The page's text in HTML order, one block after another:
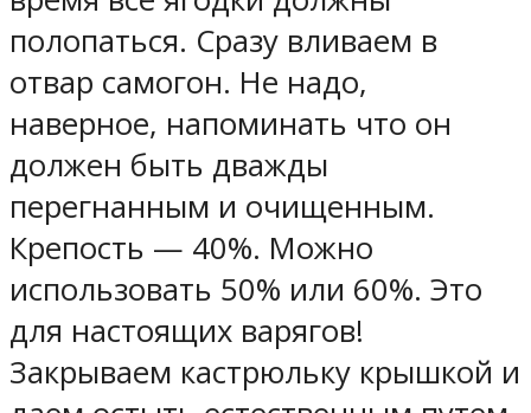
полопаться. Сразу вливаем в
отвар самогон. Не надо,
наверное, напоминать что он
должен быть дважды
перегнанным и очищенным.
Крепость — 40%. Можно
использовать 50% или 60%. Это
для настоящих варягов!
Закрываем кастрюльку крышкой и